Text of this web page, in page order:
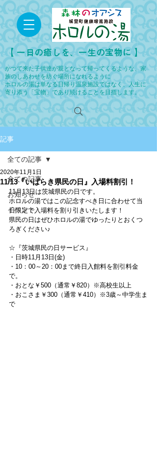
​【 一日の癒しを、一生の宝物に 】
かつて来た子供達が親となって帰ってくるような、家
族のしあわせを紡ぐ場所になれるように
ホロルの湯は単なる日帰り温泉施設ではなく、人生に
寄り添う「宝物」であり続けることを目指します。
記事
全ての記事
お知らせ
イベント
全ての記事
11/13『いばらき県民の日』入場料割引！
2020年11月1日
11月13日は茨城県民の日です。
ホロルの湯ではこの記念すべき日に合わせて当
日限定で入場料を割り引きいたします！
県民の日はぜひホロルの湯でゆったりとおくつ
ろぎください♪
☆『茨城県民の日サービス』
・日時11月13日(金)
・10：00～20：00まで終日入館料を割引料金
で。
・おとな￥500（通常￥820）※高校生以上
・おこさま￥300（通常￥410）※3歳～中学生ま
で